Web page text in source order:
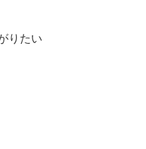
りたい⁣